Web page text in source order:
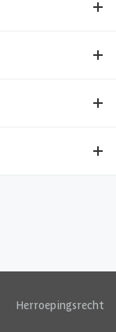
Herroepingsrecht